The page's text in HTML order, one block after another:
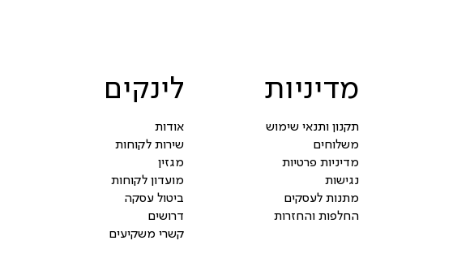
מדיניות
תקנון ותנאי שימוש
משלוחים
מדיניות פרטיות
נגישות
מתנות לעסקים
החלפות והחזרות
לינקים
אודות
שירות לקוחות
מגזין
מועדון לקוחות
ביטול עסקה
דרושים
קשרי משקיעים